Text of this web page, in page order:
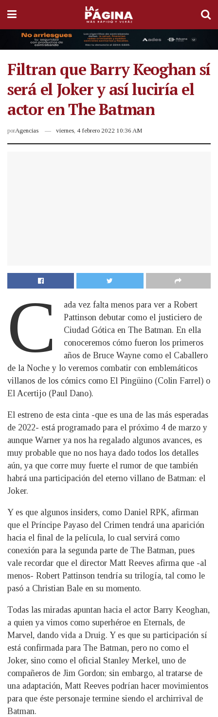
Filtran que Barry Keoghan sí
será el Joker y así luciría el
actor en The Batman
porAgencias viernes, 4 febrero 2022 10:36 AM
C
ada vez falta menos para ver a Robert
Pattinson debutar como el justiciero de
Ciudad Gótica en The Batman. En ella
conoceremos cómo fueron los primeros
años de Bruce Wayne como el Caballero
de la Noche y lo veremos combatir con emblemáticos
villanos de los cómics como El Pingüino (Colin Farrel) o
El Acertijo (Paul Dano).
El estreno de esta cinta -que es una de las más esperadas
de 2022- está programado para el próximo 4 de marzo y
aunque Warner ya nos ha regalado algunos avances, es
muy probable que no nos haya dado todos los detalles
aún, ya que corre muy fuerte el rumor de que también
habrá una participación del eterno villano de Batman: el
Joker.
Y es que algunos insiders, como Daniel RPK, afirman
que el Príncipe Payaso del Crimen tendrá una aparición
hacia el final de la película, lo cual servirá como
conexión para la segunda parte de The Batman, pues
vale recordar que el director Matt Reeves afirma que -al
menos- Robert Pattinson tendría su trilogía, tal como le
pasó a Christian Bale en su momento.
Todas las miradas apuntan hacia el actor Barry Keoghan,
a quien ya vimos como superhéroe en Eternals, de
Marvel, dando vida a Druig. Y es que su participación sí
está confirmada para The Batman, pero no como el
Joker, sino como el oficial Stanley Merkel, uno de
compañeros de Jim Gordon; sin embargo, al tratarse de
una adaptación, Matt Reeves podrían hacer movimientos
para que éste personaje termine siendo el archirrival de
Batman.